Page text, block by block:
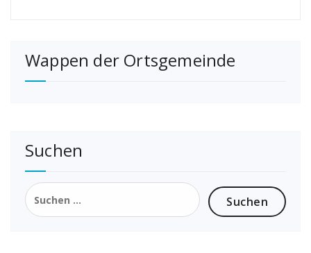
Wappen der Ortsgemeinde
Suchen
Suchen
nach: